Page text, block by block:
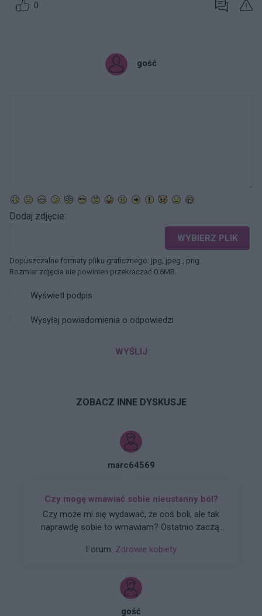
0
gość
Dodaj zdjęcie:
WYBIERZ PLIK
Dopuszczalne formaty pliku graficznego: jpg, jpeg , png.
Rozmiar zdjęcia nie powinien przekraczać 0.6MB.
Wyświetl podpis
Wysyłaj powiadomienia o odpowiedzi
WYŚLIJ
ZOBACZ INNE DYSKUSJE
marc64569
Czy mogę wmawiać sobie nieustanny ból?
Czy może mi się wydawać, że coś boli, ale tak
naprawdę sobie to wmawiam? Ostatnio zaczął
nim cały czas, od obudzeniania się rano, po
Jednak ząb jest całkowicie zdrowy i nie bolał
mnie przed tym, jak zacząłem miewać pewne
Forum: Zdrowie kobiety
gość